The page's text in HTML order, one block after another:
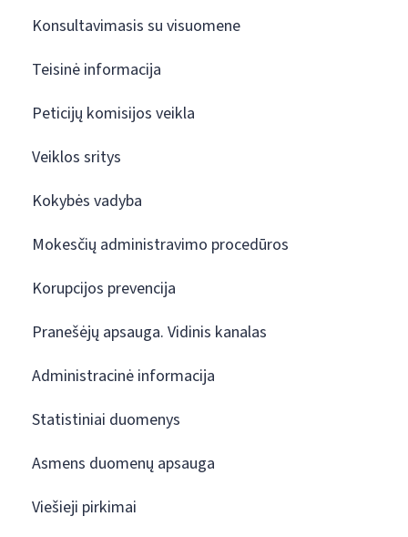
Konsultavimasis su visuomene
Teisinė informacija
Peticijų komisijos veikla
Veiklos sritys
Kokybės vadyba
Mokesčių administravimo procedūros
Korupcijos prevencija
Pranešėjų apsauga. Vidinis kanalas
Administracinė informacija
Statistiniai duomenys
Asmens duomenų apsauga
Viešieji pirkimai